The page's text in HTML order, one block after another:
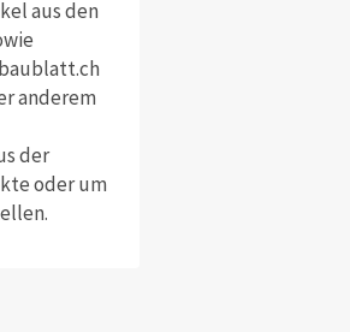
aus den
anderem
der
oder um